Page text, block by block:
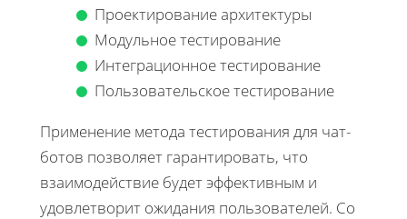
Проектирование архитектуры
Модульное тестирование
Интеграционное тестирование
Пользовательское тестирование
Применение метода тестирования для чат-
ботов позволяет гарантировать, что
взаимодействие будет эффективным и
удовлетворит ожидания пользователей. Со